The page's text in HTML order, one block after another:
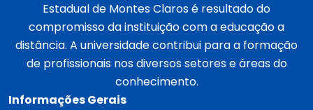
Estadual de Montes Claros é resultado do
compromisso da instituição com a educação a
distância. A universidade contribui para a formação
de profissionais nos diversos setores e áreas do
conhecimento.
Informações Gerais